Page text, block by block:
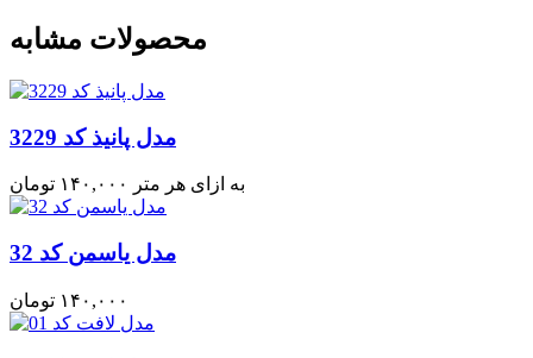
محصولات مشابه
مدل پانیذ کد 3229
۱۴۰,۰۰۰ تومان به ازای هر متر
مدل یاسمن کد 32
۱۴۰,۰۰۰ تومان